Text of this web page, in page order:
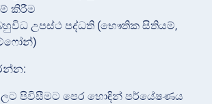
කිරීම
උපස්ථ පද්ධති (භෞතික සිතියම්,
පිවිසීමට පෙර හොඳින් පර්යේෂණය